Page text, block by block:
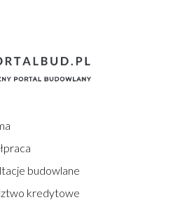
budowlane
kredytowe